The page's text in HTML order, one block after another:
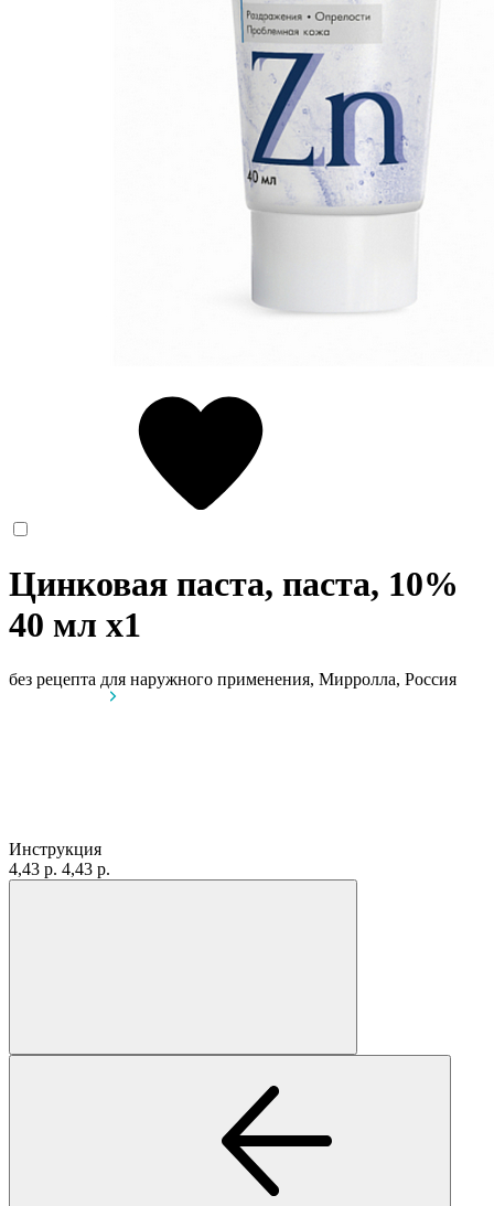
Цинковая паста, паста, 10%
40 мл x1
без рецепта для наружного применения, Мирролла, Россия
Инструкция
4,43 р. 4,43 р.